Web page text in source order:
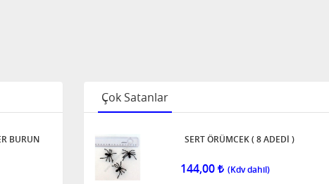
BURUN
Çok Satanlar
SERT ÖRÜMCEK ( 8 ADEDİ )
144,00